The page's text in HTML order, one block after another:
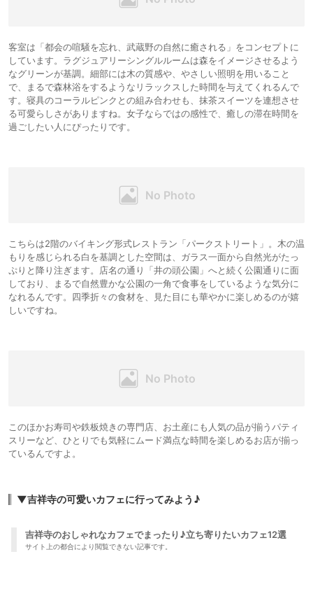
客室は「都会の喧騒を忘れ、武蔵野の自然に癒される」をコンセプトに
しています。ラグジュアリーシングルルームは森をイメージさせるよう
なグリーンが基調。細部には木の質感や、やさしい照明を用いること
で、まるで森林浴をするようなリラックスした時間を与えてくれるんで
す。寝具のコーラルピンクとの組み合わせも、抹茶スイーツを連想させ
る可愛らしさがありますね。女子ならではの感性で、癒しの滞在時間を
過ごしたい人にぴったりです。
こちらは2階のバイキング形式レストラン「パークストリート」。木の温
もりを感じられる白を基調とした空間は、ガラス一面から自然光がたっ
ぷりと降り注ぎます。店名の通り「井の頭公園」へと続く公園通りに面
しており、まるで自然豊かな公園の一角で食事をしているような気分に
なれるんです。四季折々の食材を、見た目にも華やかに楽しめるのが嬉
しいですね。
このほかお寿司や鉄板焼きの専門店、お土産にも人気の品が揃うパティ
スリーなど、ひとりでも気軽にムード満点な時間を楽しめるお店が揃っ
ているんですよ。
▼吉祥寺の可愛いカフェに行ってみよう♪
吉祥寺のおしゃれなカフェでまったり♪立ち寄りたいカフェ12選
サイト上の都合により閲覧できない記事です。